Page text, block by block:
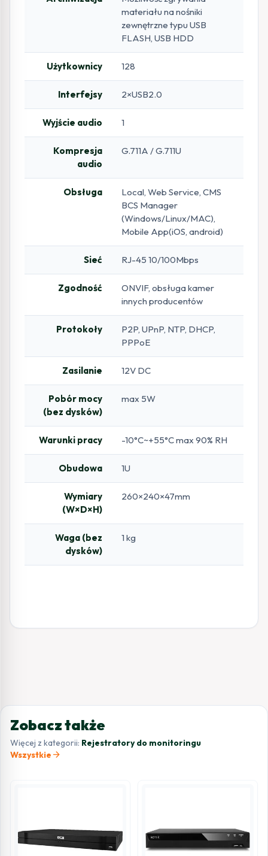
materiału na nośniki
zewnętrzne typu USB
FLASH, USB HDD
Użytkownicy 128
Interfejsy 2×USB2.0
Wyjście audio 1
Kompresja
audio
G.711A / G.711U
Obsługa
Local, Web Service, CMS
BCS Manager
(Windows/Linux/MAC),
Mobile App(iOS, android)
Sieć RJ-45 10/100Mbps
Zgodność
ONVIF, obsługa kamer
innych producentów
Protokoły
P2P, UPnP, NTP, DHCP,
PPPoE
Zasilanie 12V DC
Pobór mocy
(bez dysków)
max 5W
Warunki pracy -10°C~+55°C max 90% RH
Obudowa 1U
Wymiary
(W×D×H)
260×240×47mm
Waga (bez
dysków)
1 kg
Zobacz także
Więcej z kategorii: Rejestratory do monitoringu
Wszystkie arrow_forward